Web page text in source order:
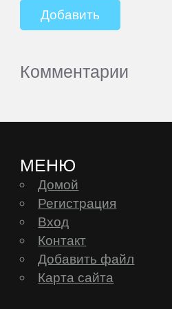
Комментарии
МЕНЮ
Домой
Регистрация
Вход
Контакт
Добавить файл
Карта сайта